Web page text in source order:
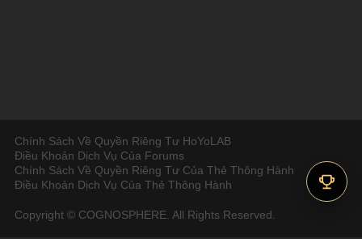
Chính Sách Về Quyền Riêng Tư HoYoLAB
Điều Khoản Dịch Vụ Của Forums
Chính Sách Về Quyền Riêng Tư Của Thẻ Thông Hành
Điều Khoản Dịch Vụ Của Thẻ Thông Hành
Copyright © COGNOSPHERE. All Rights Reserved.